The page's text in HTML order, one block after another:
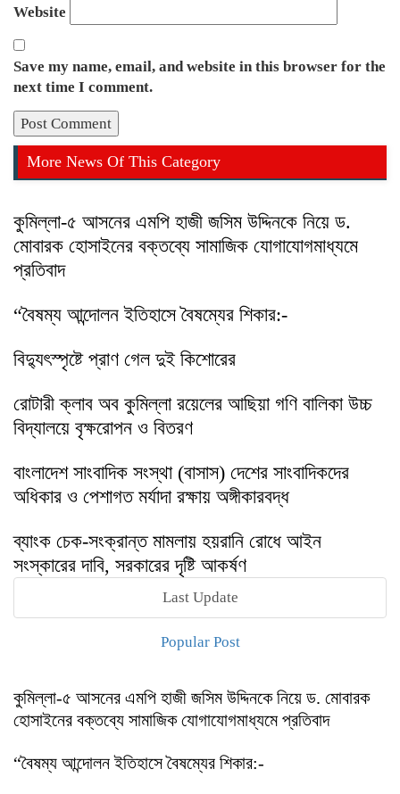
Website
Save my name, email, and website in this browser for the
next time I comment.
More News Of This Category
কুমিল্লা-৫ আসনের এমপি হাজী জসিম উদ্দিনকে নিয়ে ড.
মোবারক হোসাইনের বক্তব্যে সামাজিক যোগাযোগমাধ্যমে
প্রতিবাদ
“বৈষম্য আন্দোলন ইতিহাসে বৈষম্যের শিকার:-
বিদ্যুৎস্পৃষ্টে প্রাণ গেল দুই কিশোরের
রোটারী ক্লাব অব কুমিল্লা রয়েলের আছিয়া গণি বালিকা উচ্চ
বিদ্যালয়ে বৃক্ষরোপন ও বিতরণ
বাংলাদেশ সাংবাদিক সংস্থা (বাসাস) দেশের সাংবাদিকদের
অধিকার ও পেশাগত মর্যাদা রক্ষায় অঙ্গীকারবদ্ধ
ব্যাংক চেক-সংক্রান্ত মামলায় হয়রানি রোধে আইন
সংস্কারের দাবি, সরকারের দৃষ্টি আকর্ষণ
Last Update
Popular Post
কুমিল্লা-৫ আসনের এমপি হাজী জসিম উদ্দিনকে নিয়ে ড. মোবারক
হোসাইনের বক্তব্যে সামাজিক যোগাযোগমাধ্যমে প্রতিবাদ
“বৈষম্য আন্দোলন ইতিহাসে বৈষম্যের শিকার:-